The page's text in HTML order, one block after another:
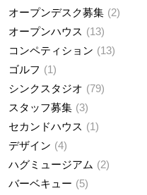
オープンデスク募集
2
オープンハウス
13
コンペティション
13
ゴルフ
1
シンクスタジオ
79
スタッフ募集 3
セカンドハウス
1
デザイン
4
ハグミュージアム
2
バーベキュー
5